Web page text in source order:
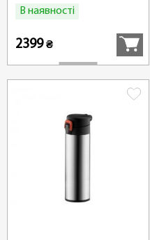
В наявності
2399₴